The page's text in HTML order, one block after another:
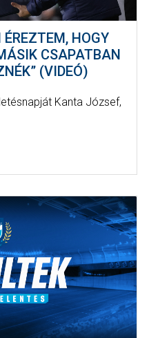
HOGY
CSAPATBAN
(VIDEÓ)
Kanta József,